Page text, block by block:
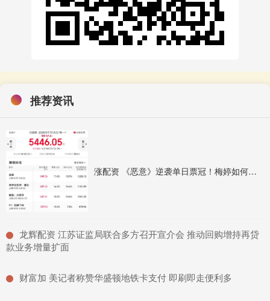
推荐资讯
涨配资 《恶意》逆袭单日票冠！梅婷如何演到撕心裂肺？
​龙辉配资 江苏证监局联合多方召开宣介会 推动回购增持再贷
款业务增量扩面
​财富加 美记者称赞华盛顿地铁卡支付 即刷即走便利多